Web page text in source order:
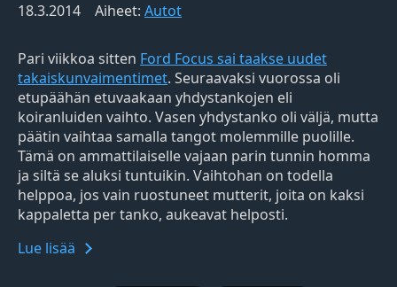
18.3.2014 Aiheet: Autot
Pari viikkoa sitten Ford Focus sai taakse uudet
takaiskunvaimentimet. Seuraavaksi vuorossa oli
etupäähän etuvaakaan yhdystankojen eli
koiranluiden vaihto. Vasen yhdystanko oli väljä, mutta
päätin vaihtaa samalla tangot molemmille puolille.
Tämä on ammattilaiselle vajaan parin tunnin homma
ja siltä se aluksi tuntuikin. Vaihtohan on todella
helppoa, jos vain ruostuneet mutterit, joita on kaksi
kappaletta per tanko, aukeavat helposti.
Lue lisää